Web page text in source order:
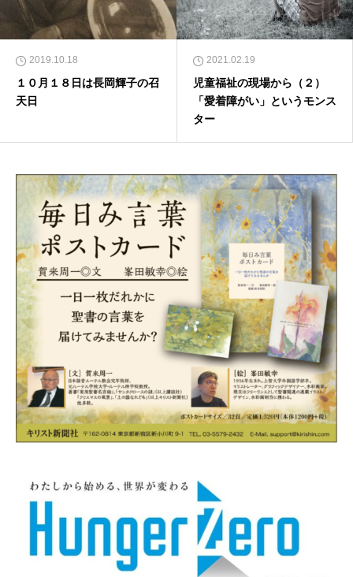
2019.10.18
１０月１８日は長岡輝子の召
天日
2021.02.19
児童福祉の現場から（２）
「愛着障がい」というモンス
ター